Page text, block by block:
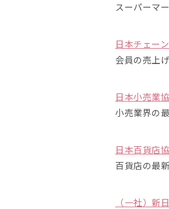
スーパーマ
日本チェー
会員の売上
日本小売業
小売業界の
日本百貨店
百貨店の最
（一社）新